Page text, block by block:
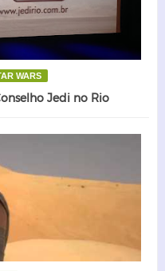
WARS
Jedi no Rio